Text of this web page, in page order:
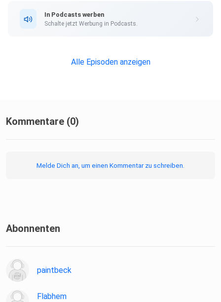
In Podcasts werben
Schalte jetzt Werbung in Podcasts.
Alle Episoden anzeigen
Kommentare (0)
Melde Dich an, um einen Kommentar zu schreiben.
Abonnenten
paintbeck
Flabhem